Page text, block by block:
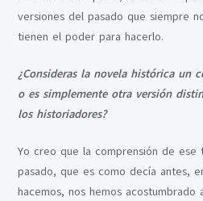
versiones del pasado que siempre
tienen el poder para hacerlo.
¿Consideras la novela histórica un
o es simplemente otra versión
los historiadores?
Yo creo que la comprensión de ese
pasado, que es como decía antes,
hacemos, nos hemos acostumbrado